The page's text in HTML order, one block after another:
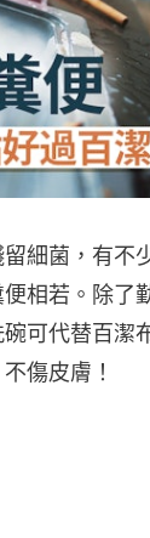
細菌，有不
相若。除了
可代替百潔
傷皮膚！